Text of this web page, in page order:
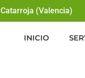
Catarroja (Valencia)
INICIO